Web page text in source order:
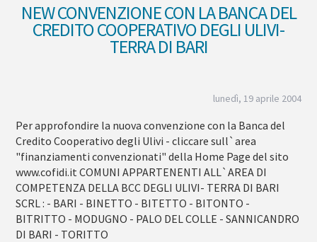
NEW CONVENZIONE CON LA BANCA DEL
CREDITO COOPERATIVO DEGLI ULIVI-
TERRA DI BARI
lunedì, 19 aprile 2004
Per approfondire la nuova convenzione con la Banca del
Credito Cooperativo degli Ulivi - cliccare sull`area
"finanziamenti convenzionati" della Home Page del sito
www.cofidi.it COMUNI APPARTENENTI ALL`AREA DI
COMPETENZA DELLA BCC DEGLI ULIVI- TERRA DI BARI
SCRL : - BARI - BINETTO - BITETTO - BITONTO -
BITRITTO - MODUGNO - PALO DEL COLLE - SANNICANDRO
DI BARI - TORITTO